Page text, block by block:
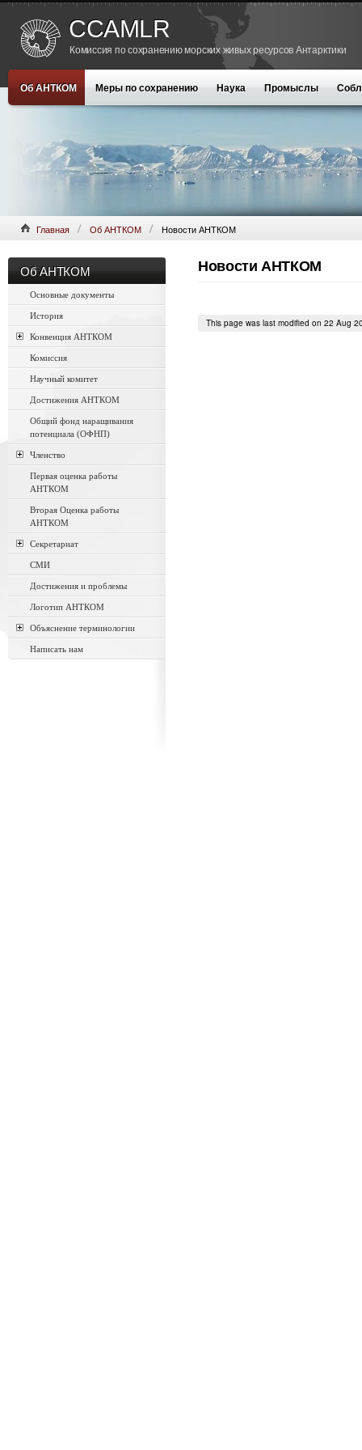
CCAMLR
Комиссия по сохранению морских живых ресурсов Антарктики
Об АНТКОМ Меры по сохранению Наука Промыслы
Главная Об АНТКОМ Новости АНТКОМ
Об АНТКОМ
Основные документы
История
Конвенция АНТКОМ
Комиссия
Научный комитет
Достижения АНТКОМ
Общий фонд наращивания
потенциала (ОФНП)
Членство
Первая оценка работы
АНТКОМ
Вторая Оценка работы
АНТКОМ
Секретариат
СМИ
Достижения и проблемы
Логотип АНТКОМ
Объяснение терминологии
Написать нам
Новости АНТКОМ
This page was last modified on 22 Aug